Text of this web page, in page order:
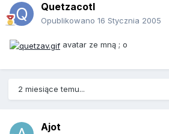
Quetzacotl
Opublikowano 16 Stycznia 2005
avatar ze mną ; o
2 miesiące temu...
Ajot